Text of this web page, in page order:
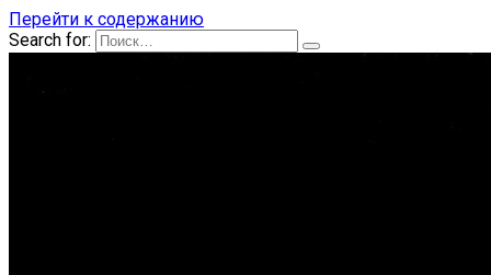
Перейти к содержанию
Search for: